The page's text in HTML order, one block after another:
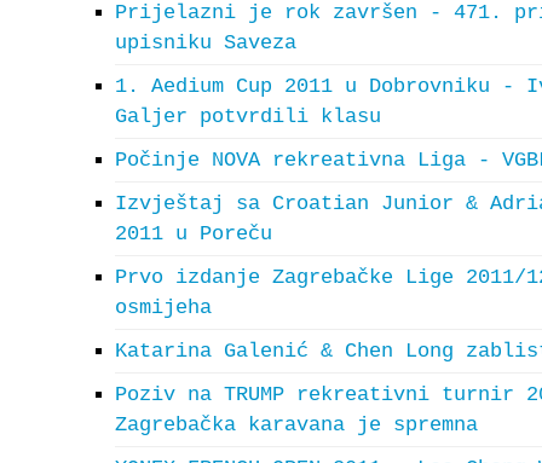
Prijelazni je rok završen - 471.
upisniku Saveza
1. Aedium Cup 2011 u Dobrovniku -
Galjer potvrdili klasu
Počinje NOVA rekreativna Liga -
Izvještaj sa Croatian Junior &
2011 u Poreču
Prvo izdanje Zagrebačke Lige 2011/
osmijeha
Katarina Galenić & Chen Long
Poziv na TRUMP rekreativni turnir
Zagrebačka karavana je spremna